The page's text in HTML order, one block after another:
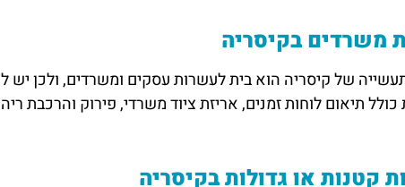
משרדים בקיסריה
של קיסריה הוא בית לעשרות עסקים ומשרדים, ולכן יש
כולל תיאום לוחות זמנים, אריזת ציוד משרדי, פירוק והרכבת
קטנות או גדולות בקיסריה